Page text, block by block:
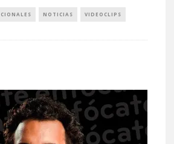
NOTICIAS VIDEOCLIPS